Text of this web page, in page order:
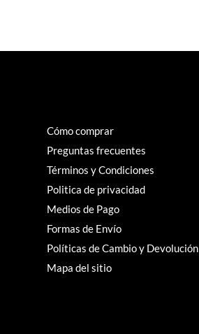
Cómo comprar
Preguntas frecuentes
Términos y Condiciones
Politica de privacidad
Medios de Pago
Formas de Envío
Políticas de Cambio y Devolución
Mapa del sitio